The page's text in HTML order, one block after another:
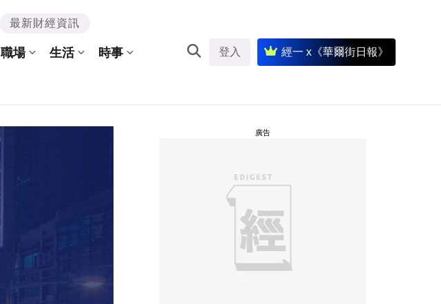
最新財經資訊
職場 生活 時事 登入 經一 x《華爾街日報》
廣告